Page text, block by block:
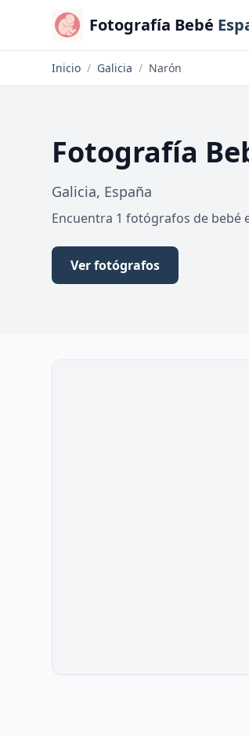
Fotografía Bebé
Inicio / Galicia / Narón
Fotografía
Galicia, España
Encuentra 1 fotógrafos de bebé
Ver fotógrafos